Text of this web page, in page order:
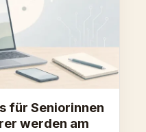
für Seniorinnen
werden am